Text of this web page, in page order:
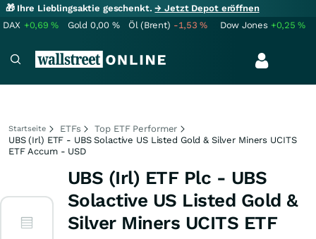
🎁 Ihre Lieblingsaktie geschenkt.→ Jetzt Depot eröffnen
DAX +0,69% Gold 0,00 % Öl (Brent) -1,53% Dow Jones +0,25%
Startseite ETFs
Top ETF Performer
UBS (Irl) ETF - UBS Solactive US Listed Gold & Silver Miners UCITS
ETF Accum - USD
UBS (Irl) ETF Plc - UBS
Solactive US Listed Gold &
Silver Miners UCITS ETF